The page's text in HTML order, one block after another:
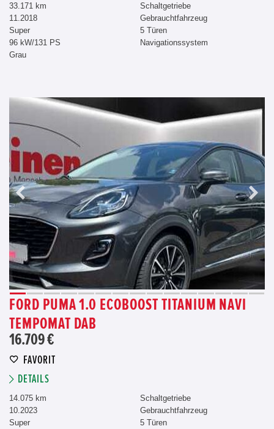
33.171 km
11.2018
Super
96 kW/131 PS
Grau
Schaltgetriebe
Gebrauchtfahrzeug
5 Türen
Navigationssystem
FORD PUMA 1.0 ECOBOOST TITANIUM NAVI
TEMPOMAT DAB
16.709 €
FAVORIT
DETAILS
14.075 km
10.2023
Super
Schaltgetriebe
Gebrauchtfahrzeug
5 Türen